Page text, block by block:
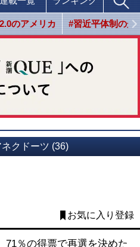
のアメリカ #習近平体制の光
クドーツ (36)
お気に入り登録
％の得票で再選を決めた